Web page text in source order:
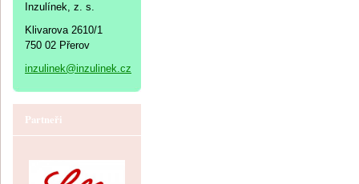
Inzulínek, z. s.
Klivarova 2610/1
750 02 Přerov
inzulinek@inzulinek.cz
Partneři